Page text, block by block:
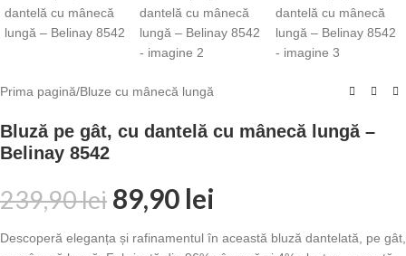
Prima pagină/Bluze cu mânecă lungă
Bluză pe gât, cu dantelă cu mânecă lungă –
Belinay 8542
239,90lei 89,90 lei
Descoperă eleganța și rafinamentul în această bluză dantelată, pe gât,